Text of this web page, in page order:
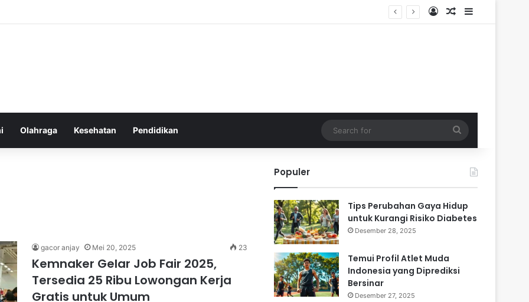
Log InRandom Article
Sidebar
Olahraga Kesehatan Pendidikan
for
gacor anjay Mei 20, 2025 23
Kemnaker Gelar Job Fair 2025,
Tersedia 25 Ribu Lowongan Kerja
Gratis untuk Umum
Populer
Tips Perubahan Gaya Hidup
untuk Kurangi Risiko Diabetes
Desember 28, 2025
Temui Profil Atlet Muda
Indonesia yang Diprediksi
Bersinar
Desember 27, 2025